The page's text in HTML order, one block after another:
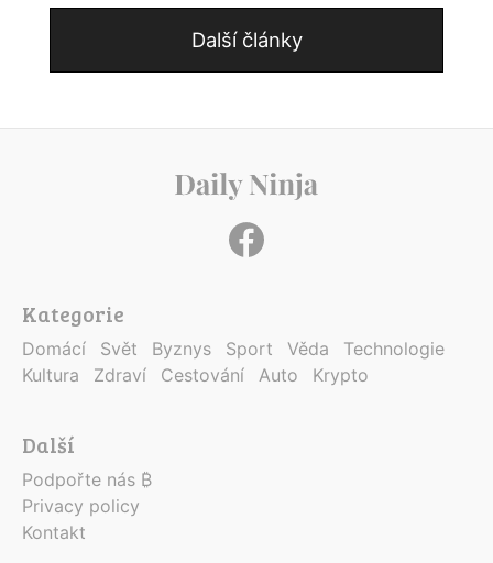
Další články
Kategorie
Domácí Svět Byznys Sport Věda
Technologie
Kultura
Zdraví Cestování Auto Krypto
Další
Podpořte nás ₿
Privacy policy
Kontakt